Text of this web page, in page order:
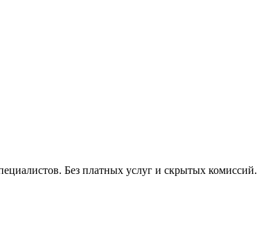
Без платных услуг и скрытых комиссий.